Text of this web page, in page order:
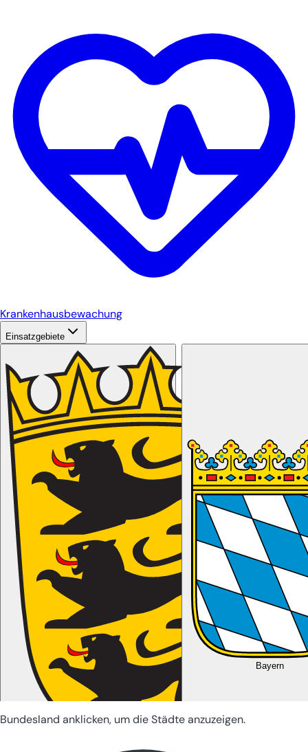
Krankenhausbewachung
Einsatzgebiete
Bayern
Bundesland anklicken, um die Städte anzuzeigen.